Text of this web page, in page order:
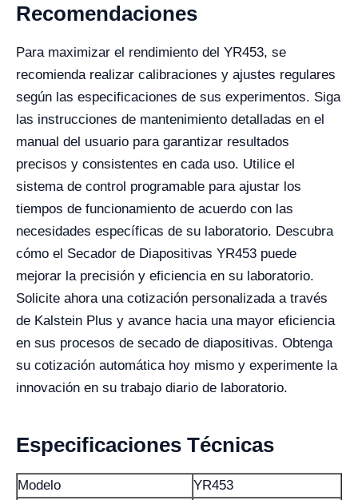
Recomendaciones
Para maximizar el rendimiento del YR453, se
recomienda realizar calibraciones y ajustes regulares
según las especificaciones de sus experimentos. Siga
las instrucciones de mantenimiento detalladas en el
manual del usuario para garantizar resultados
precisos y consistentes en cada uso. Utilice el
sistema de control programable para ajustar los
tiempos de funcionamiento de acuerdo con las
necesidades específicas de su laboratorio. Descubra
cómo el Secador de Diapositivas YR453 puede
mejorar la precisión y eficiencia en su laboratorio.
Solicite ahora una cotización personalizada a través
de Kalstein Plus y avance hacia una mayor eficiencia
en sus procesos de secado de diapositivas. Obtenga
su cotización automática hoy mismo y experimente la
innovación en su trabajo diario de laboratorio.
Especificaciones Técnicas
Modelo
YR453